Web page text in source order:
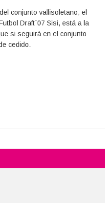
conjunto vallisoletano, el
Draft´07 Sisi, está a la
si seguirá en el conjunto
cedido.